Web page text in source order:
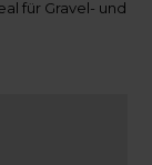
für Gravel- und